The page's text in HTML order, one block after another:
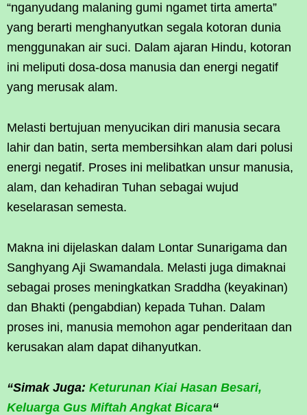
“nganyudang malaning gumi ngamet tirta amerta”
yang berarti menghanyutkan segala kotoran dunia
menggunakan air suci. Dalam ajaran Hindu, kotoran
ini meliputi dosa-dosa manusia dan energi negatif
yang merusak alam.
Melasti bertujuan menyucikan diri manusia secara
lahir dan batin, serta membersihkan alam dari polusi
energi negatif. Proses ini melibatkan unsur manusia,
alam, dan kehadiran Tuhan sebagai wujud
keselarasan semesta.
Makna ini dijelaskan dalam Lontar Sunarigama dan
Sanghyang Aji Swamandala. Melasti juga dimaknai
sebagai proses meningkatkan Sraddha (keyakinan)
dan Bhakti (pengabdian) kepada Tuhan. Dalam
proses ini, manusia memohon agar penderitaan dan
kerusakan alam dapat dihanyutkan.
“Simak Juga: Keturunan Kiai Hasan Besari,
Keluarga Gus Miftah Angkat Bicara“